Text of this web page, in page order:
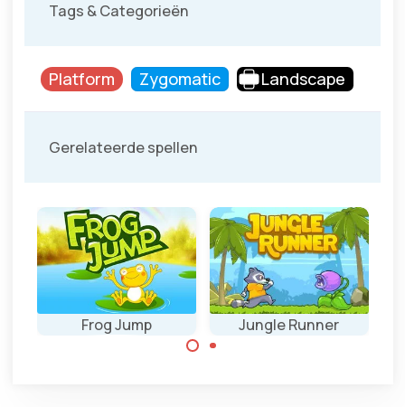
Tags & Categorieën
Platform Zygomatic Landscape
Gerelateerde spellen
Frog Jump Jungle Runner